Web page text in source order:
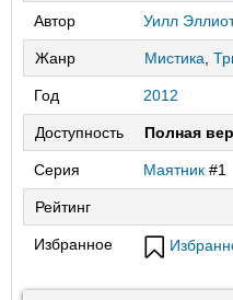
Автор Уилл
Жанр Мистика
Год 2012
Доступность Полная
Серия Маятник #1
Рейтинг
Избранное